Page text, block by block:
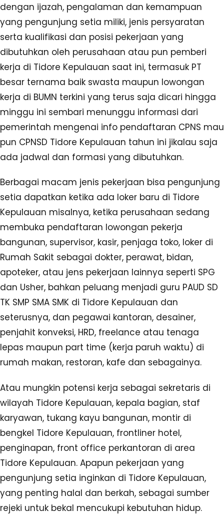
dengan ijazah, pengalaman dan kemampuan
yang pengunjung setia miliki, jenis persyaratan
serta kualifikasi dan posisi pekerjaan yang
dibutuhkan oleh perusahaan atau pun pemberi
kerja di Tidore Kepulauan saat ini, termasuk PT
besar ternama baik swasta maupun lowongan
kerja di BUMN terkini yang terus saja dicari hingga
minggu ini sembari menunggu informasi dari
pemerintah mengenai info pendaftaran CPNS mau
pun CPNSD Tidore Kepulauan tahun ini jikalau saja
ada jadwal dan formasi yang dibutuhkan.
Berbagai macam jenis pekerjaan bisa pengunjung
setia dapatkan ketika ada loker baru di Tidore
Kepulauan misalnya, ketika perusahaan sedang
membuka pendaftaran lowongan pekerja
bangunan, supervisor, kasir, penjaga toko, loker di
Rumah Sakit sebagai dokter, perawat, bidan,
apoteker, atau jens pekerjaan lainnya seperti SPG
dan Usher, bahkan peluang menjadi guru PAUD SD
TK SMP SMA SMK di Tidore Kepulauan dan
seterusnya, dan pegawai kantoran, desainer,
penjahit konveksi, HRD, freelance atau tenaga
lepas maupun part time (kerja paruh waktu) di
rumah makan, restoran, kafe dan sebagainya.
Atau mungkin potensi kerja sebagai sekretaris di
wilayah Tidore Kepulauan, kepala bagian, staf
karyawan, tukang kayu bangunan, montir di
bengkel Tidore Kepulauan, frontliner hotel,
penginapan, front office perkantoran di area
Tidore Kepulauan. Apapun pekerjaan yang
pengunjung setia inginkan di Tidore Kepulauan,
yang penting halal dan berkah, sebagai sumber
rejeki untuk bekal mencukupi kebutuhan hidup.